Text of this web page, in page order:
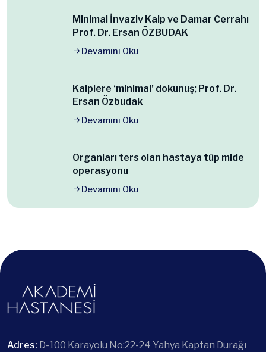
Minimal İnvaziv Kalp ve Damar Cerrahı
Prof. Dr. Ersan ÖZBUDAK
Devamını Oku
Kalplere ‘minimal’ dokunuş; Prof. Dr.
Ersan Özbudak
Devamını Oku
Organları ters olan hastaya tüp mide
operasyonu
Devamını Oku
Adres: D-100 Karayolu No:22-24 Yahya Kaptan Durağı